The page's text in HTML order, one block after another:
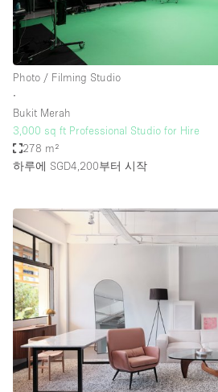
Photo / Filming Studio
∙
Bukit Merah
3,000 sq ft Professional Studio for Hire
278 m²
하루에 SGD4,200부터 시작